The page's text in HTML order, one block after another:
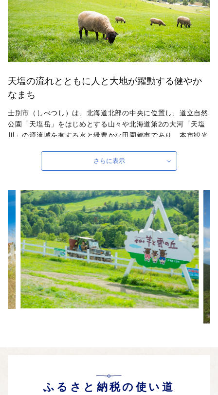
天塩の流れとともに人と大地が躍動する健やか
なまち
士別市（しべつし）は、北海道北部の中央に位置し、道立自然
公園「天塩岳」をはじめとする山々や北海道第2の大河「天塩
川」の源流域を有する水と緑豊かな田園都市であり、本市観光
ォークラム」を中心とするまちおこしに取り組んでいます。札
幌市から車で約2時間半、人口は約18,000人と大きな街ではな
で体験しにぜひお越し下さい。
自治体ホームページはこちら（外部サイト）
外部サイトへ遷移します。
個人情報の保護は遷移先サイトの方針に従います。
さらに表示
ふるさと納税の使い道